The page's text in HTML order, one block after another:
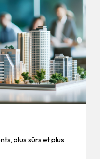
plus sûrs et plus